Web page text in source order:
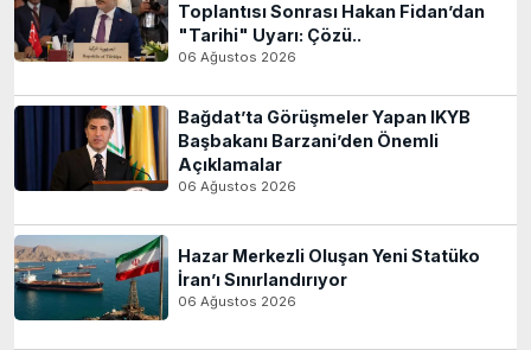
Toplantısı Sonrası Hakan Fidan’dan
"Tarihi" Uyarı: Çözü..
06 Ağustos 2026
Bağdat’ta Görüşmeler Yapan IKYB
Başbakanı Barzani’den Önemli
Açıklamalar
06 Ağustos 2026
Hazar Merkezli Oluşan Yeni Statüko
İran’ı Sınırlandırıyor
06 Ağustos 2026